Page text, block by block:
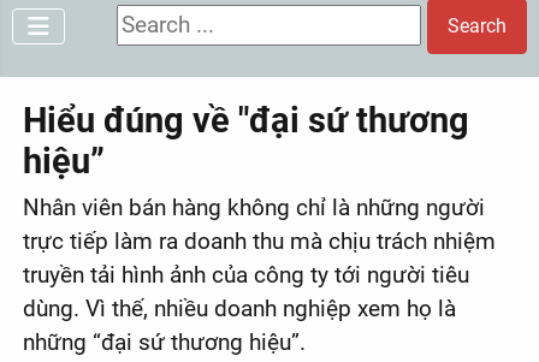
Search ... Search
Hiểu đúng về "đại sứ thương
hiệu”
Nhân viên bán hàng không chỉ là những người
trực tiếp làm ra doanh thu mà chịu trách nhiệm
truyền tải hình ảnh của công ty tới người tiêu
dùng. Vì thế, nhiều doanh nghiệp xem họ là
những “đại sứ thương hiệu”.